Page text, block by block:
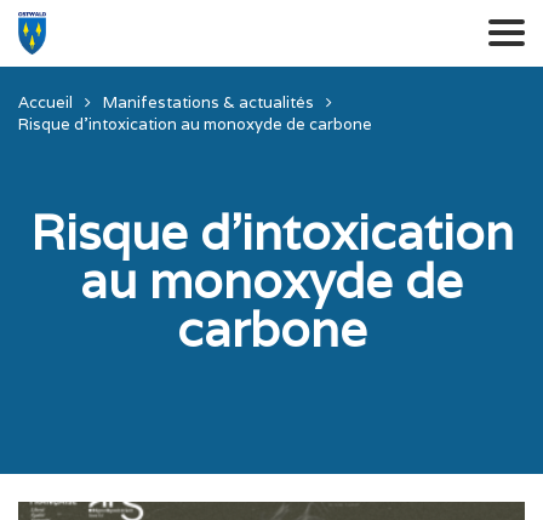
Accueil
Manifestations & actualités
Risque d’intoxication au monoxyde de carbone
Risque d’intoxication
au monoxyde de
carbone